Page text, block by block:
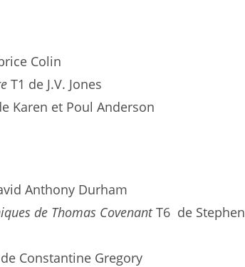
Colin
T1 de J.V. Jones
Karen et Poul Anderson
Anthony Durham
de Thomas CovenantT6 de Stephen
de Constantine Gregory